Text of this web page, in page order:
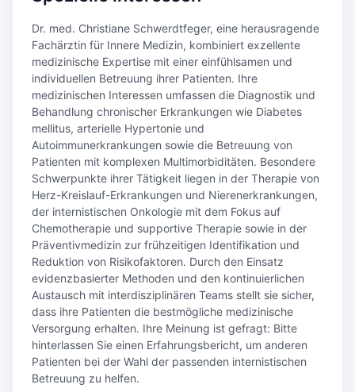
Dr. med. Christiane Schwerdtfeger, eine herausragende
Fachärztin für Innere Medizin, kombiniert exzellente
medizinische Expertise mit einer einfühlsamen und
individuellen Betreuung ihrer Patienten. Ihre
medizinischen Interessen umfassen die Diagnostik und
Behandlung chronischer Erkrankungen wie Diabetes
mellitus, arterielle Hypertonie und
Autoimmunerkrankungen sowie die Betreuung von
Patienten mit komplexen Multimorbiditäten. Besondere
Schwerpunkte ihrer Tätigkeit liegen in der Therapie von
Herz-Kreislauf-Erkrankungen und Nierenerkrankungen,
der internistischen Onkologie mit dem Fokus auf
Chemotherapie und supportive Therapie sowie in der
Präventivmedizin zur frühzeitigen Identifikation und
Reduktion von Risikofaktoren. Durch den Einsatz
evidenzbasierter Methoden und den kontinuierlichen
Austausch mit interdisziplinären Teams stellt sie sicher,
dass ihre Patienten die bestmögliche medizinische
Versorgung erhalten. Ihre Meinung ist gefragt: Bitte
hinterlassen Sie einen Erfahrungsbericht, um anderen
Patienten bei der Wahl der passenden internistischen
Betreuung zu helfen.